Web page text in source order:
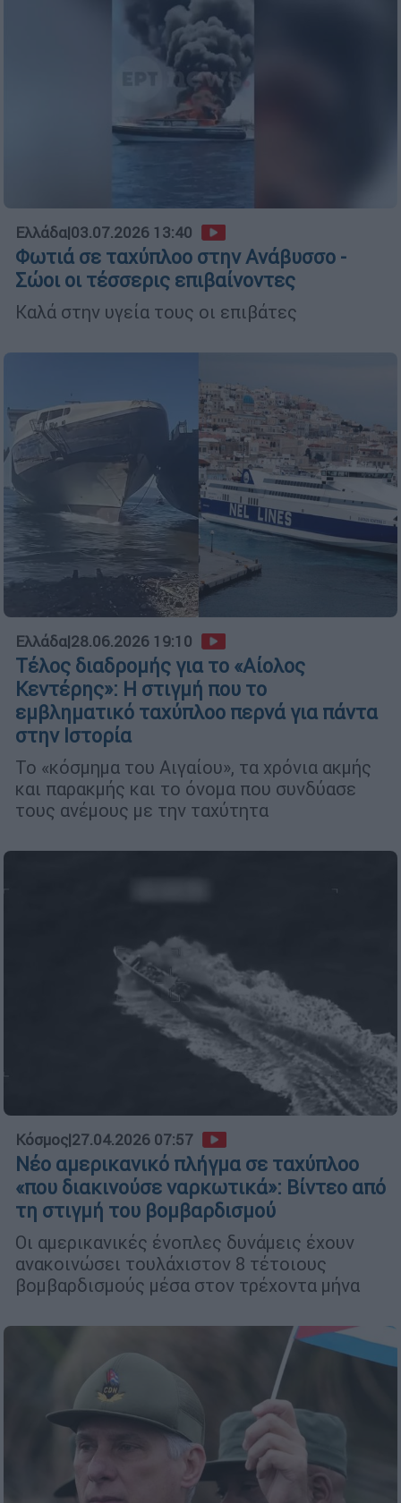
Ελλάδα|03.07.2026 13:40
Φωτιά σε ταχύπλοο στην Ανάβυσσο -
Σώοι οι τέσσερις επιβαίνοντες
Καλά στην υγεία τους οι επιβάτες
Ελλάδα|28.06.2026 19:10
Τέλος διαδρομής για το «Αίολος
Κεντέρης»: Η στιγμή που το
εμβληματικό ταχύπλοο περνά για πάντα
στην Ιστορία
Το «κόσμημα του Αιγαίου», τα χρόνια ακμής
και παρακμής και το όνομα που συνδύασε
τους ανέμους με την ταχύτητα
Κόσμος|27.04.2026 07:57
Νέο αμερικανικό πλήγμα σε ταχύπλοο
«που διακινούσε ναρκωτικά»: Βίντεο από
τη στιγμή του βομβαρδισμού
Οι αμερικανικές ένοπλες δυνάμεις έχουν
ανακοινώσει τουλάχιστον 8 τέτοιους
βομβαρδισμούς μέσα στον τρέχοντα μήνα